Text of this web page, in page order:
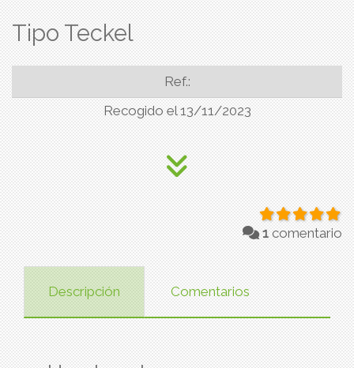
Tipo Teckel
Ref.:
Recogido el 13/11/2023
1 comentario
Descripción Comentarios